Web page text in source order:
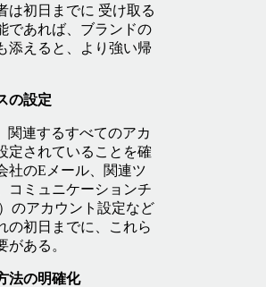
は初日までに 受け取る
であれば、ブランドの
添えると、より強い帰
の設定
関連するすべてのアカ
定されていることを確
社のEメール、関連ツ
コミュニケーションチ
のアカウント設定など
の初日までに、これら
がある。
法の明確化